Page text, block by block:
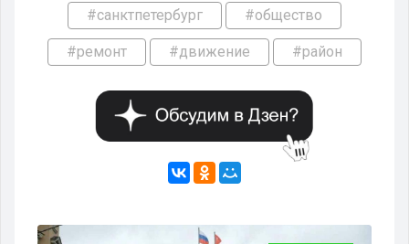
#санктпетербург #общество
#ремонт #движение #район